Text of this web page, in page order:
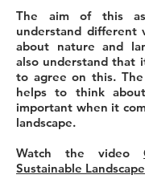
The aim of this
understand different
about nature and
also understand that
to agree on this. The
helps to think
important when it
landscape.
Watch the video
Sustainable Landscape